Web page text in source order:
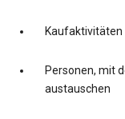
Kaufaktivitäten
Personen, mit
austauschen